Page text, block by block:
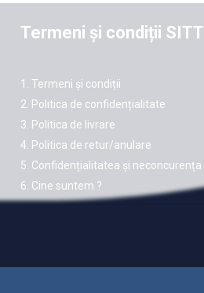
Termeni și condiții SITT
1. Termeni și condiții
2. Politica de confidențialitate
3. Politica de livrare
4. Politica de retur/anulare
5. Confidențialitatea și neconcurența
6. Cine suntem ?